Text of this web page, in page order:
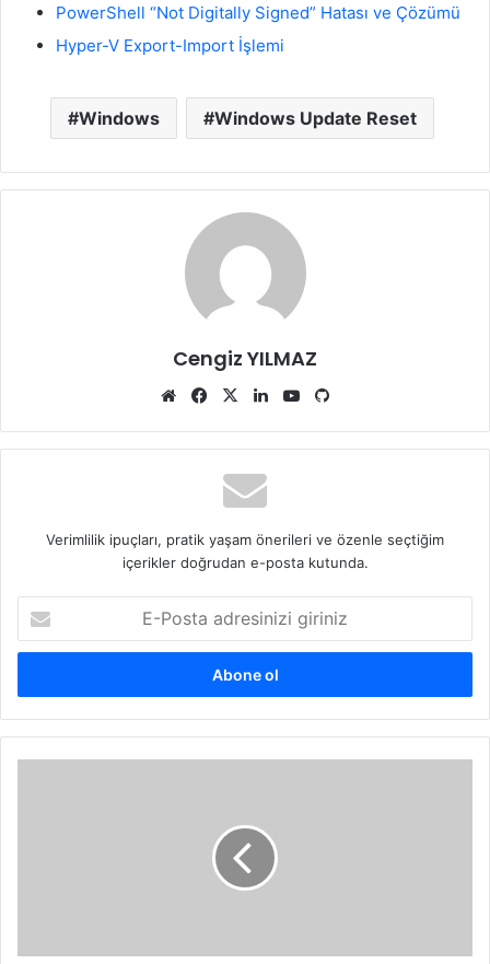
PowerShell “Not Digitally Signed” Hatası ve Çözümü
Hyper-V Export-Import İşlemi
Windows Windows Update Reset
Cengiz YILMAZ
Web
Facebook
X LinkedInYouTube
Verimlilik ipuçları, pratik yaşam önerileri ve özenle seçtiğim
içerikler doğrudan e-posta kutunda.
Posta
adresinizi